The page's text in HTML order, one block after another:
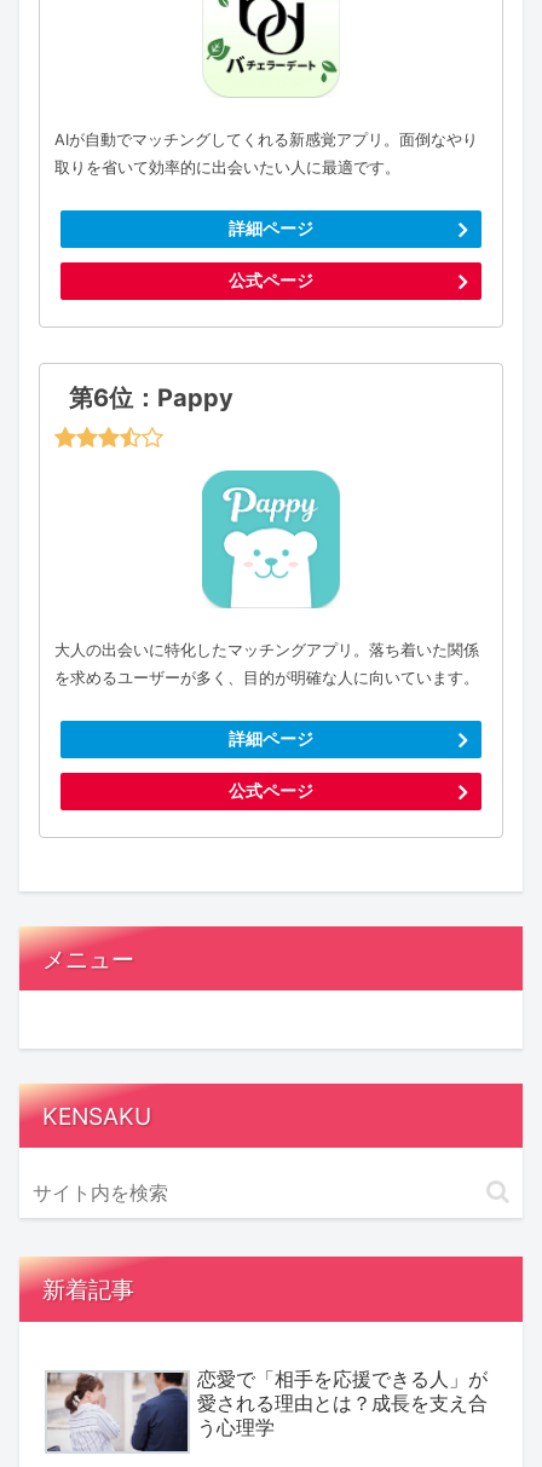
AIが自動でマッチングしてくれる新感覚アプリ。面倒なやり
取りを省いて効率的に出会いたい人に最適です。
詳細ページ
公式ページ
第6位：Pappy
大人の出会いに特化したマッチングアプリ。落ち着いた関係
を求めるユーザーが多く、目的が明確な人に向いています。
詳細ページ
公式ページ
メニュー
KENSAKU
新着記事
恋愛で「相手を応援できる人」が
愛される理由とは？成長を支え合
う心理学